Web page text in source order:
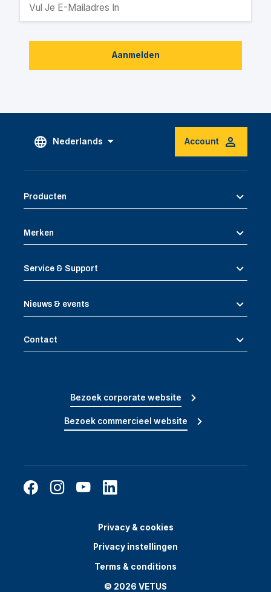
Aanmelden
Nederlands Account
Producten
Merken
Service & Support
Nieuws & events
Contact
Bezoek corporate website
Bezoek commercieel website
Privacy & cookies
Privacy instellingen
Terms & conditions
© 2026 VETUS